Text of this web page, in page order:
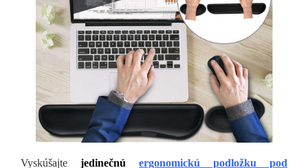
Vyskúšajte jedinečnú
ergonomickú podložku pod